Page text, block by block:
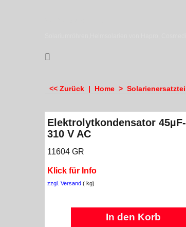
<< Zurück | Home >
Elektrolytkondensator
310 V AC
11604 GR
Klick für Info
zzgl. Versand kg
In den Korb